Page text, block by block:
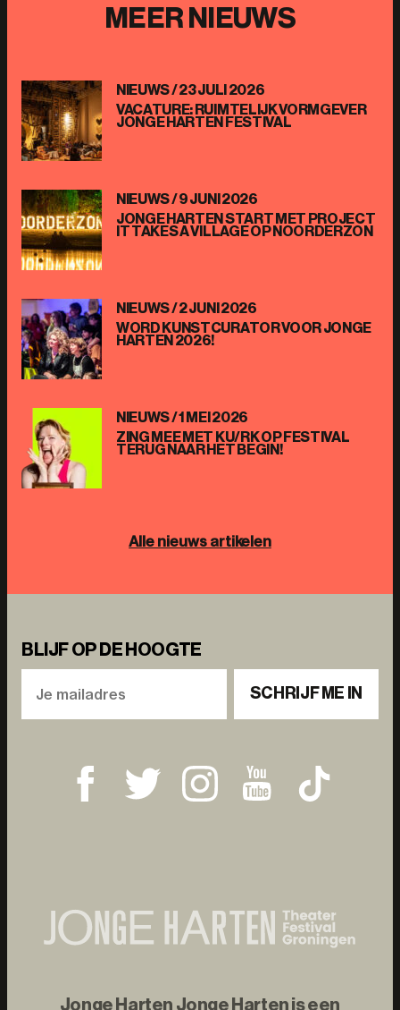
MEER NIEUWS
NIEUWS /23 JULI 2026
VACATURE: RUIMTELIJK VORMGEVER
JONGE HARTEN FESTIVAL
NIEUWS /9 JUNI 2026
JONGE HARTEN START MET PROJECT
IT TAKES A VILLAGE OP NOORDERZON
NIEUWS /2 JUNI 2026
WORD KUNSTCURATOR VOOR JONGE
HARTEN 2026!
NIEUWS /1 MEI 2026
ZING MEE MET KU/RK OP FESTIVAL
TERUG NAAR HET BEGIN!
Alle nieuws artikelen
BLIJF OP DE HOOGTE
SCHRIJF ME IN
Jonge Harten Jonge Harten is een